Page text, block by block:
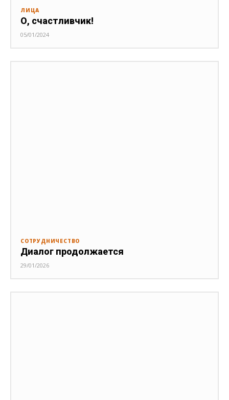
ЛИЦА
О, счастливчик!
05/01/2024
СОТРУДНИЧЕСТВО
Диалог продолжается
29/01/2026